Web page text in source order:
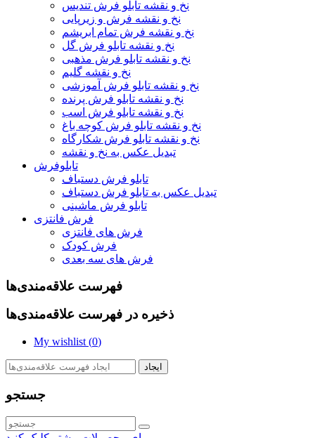
نخ و نقشه تابلو فرش تندیس
نخ و نقشه فرش و زیرپایی
نخ و نقشه فرش تمام ابریشم
نخ و نقشه تابلو فرش گل
نخ و نقشه تابلو فرش مذهبی
نخ و نقشه گلیم
نخ و نقشه تابلو فرش آموزشی
نخ و نقشه تابلو فرش پرنده
نخ و نقشه تابلو فرش اسب
نخ و نقشه تابلو فرش کوچه باغ
نخ و نقشه تابلو فرش شکارگاه
تبدیل عکس به نخ و نقشه
تابلوفرش
تابلو فرش دستباف
تبدیل عکس به تابلو فرش دستباف
تابلو فرش ماشینی
فرش فانتزی
فرش های فانتزی
فرش کودک
فرش های سه بعدی
فهرست علاقه‌مندی‌ها
ذخیره در فهرست علاقه‌مندی‌ها
My wishlist (0)
ایجاد
جستجو